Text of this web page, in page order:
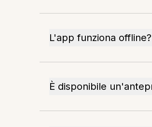
L'app funziona offline?
È disponibile